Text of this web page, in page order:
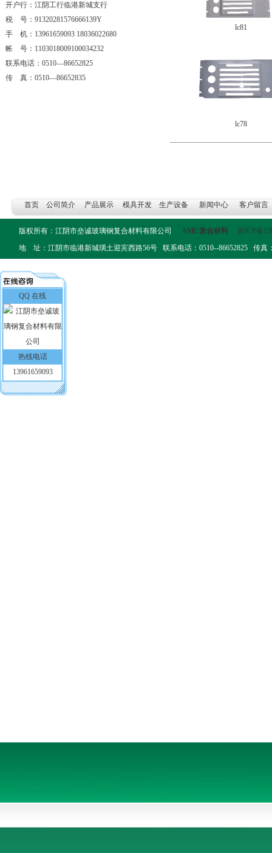
开户行：江阴工行临港新城支行
税 号：91320281576666139Y
手 机：13961659093 18036022680
帐 号：1103018009100034232
联系电话：0510—86652825
传 真：0510—86652835
lc81
lc78
首页 公司简介 产品展示 模具开发 生产设备 新闻中心 客户留言
版权所有：江阴市垒诚玻璃钢复合材料有限公司 SMC复合材料
苏ICP备
地 址：江阴市临港新城璜土迎宾西路56号 联系电话：0510--86652825 传真
QQ 在线
热线电话
13961659093